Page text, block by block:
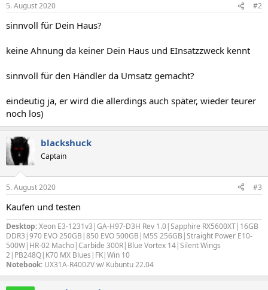
5. August 2020 #2
sinnvoll für Dein Haus?
keine Ahnung da keiner Dein Haus und EInsatzzweck kennt
sinnvoll für den Händler da Umsatz gemacht?
eindeutig ja, er wird die allerdings auch später, wieder teurer
noch los)
blackshuck
Captain
5. August 2020 #3
Kaufen und testen
Desktop:Xeon E3-1231v3|GA-H97-D3H Rev 1.0|Sapphire RX5600XT|16GB
DDR3|970 EVO 250GB|850 EVO 500GB|M5S 256GB|Straight Power E10-
500W|HR-02 Macho|Carbide 300R|Blue Vortex 14|Silent Wings
2|PB248Q|K70 MX Blues|FK|Win 10
Notebook: UX31A-R4002V w/ Kubuntu 22.04